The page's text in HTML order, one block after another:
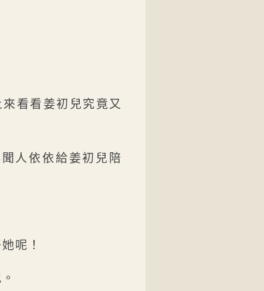
看看姜初兒究竟又
人依依給姜初兒陪
呢！